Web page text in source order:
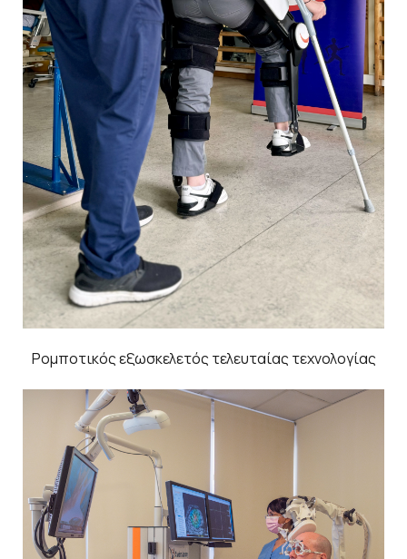
Ρομποτικός εξωσκελετός τελευταίας τεχνολογίας